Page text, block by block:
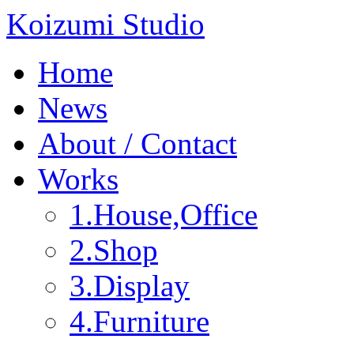
Koizumi Studio
Home
News
About / Contact
Works
1.House,Office
2.Shop
3.Display
4.Furniture